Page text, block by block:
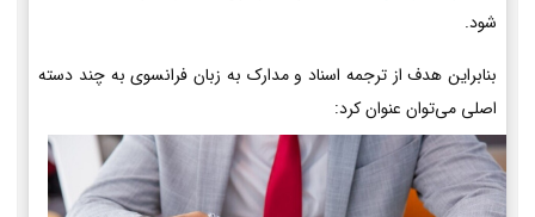
شود.
بنابراین هدف از ترجمه اسناد و مدارک به زبان فرانسوی به چند دسته
اصلی می‌توان عنوان کرد: